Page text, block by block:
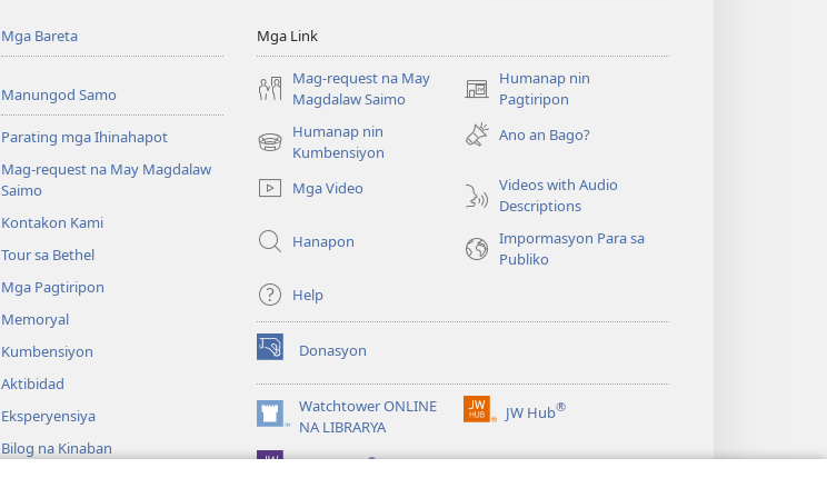
Mga Bareta
Manungod Samo
Parating mga Ihinahapot
Mag-request na May Magdalaw
Saimo
Kontakon Kami
Tour sa Bethel
Mga Pagtiripon
Memoryal
Kumbensiyon
Aktibidad
Eksperyensiya
Bilog na Kinaban
Mga Link
Mag-request na May
Magdalaw Saimo
Humanap nin
Pagtiripon
(opens
new
window)
Humanap nin
Kumbensiyon
(opens
window)
Ano an Bago?
Mga Video
Videos with Audio
Descriptions
Hanapon
Impormasyon Para sa
Publiko
Help
Donasyon
(opens
new
window)Watchtower ONLINE
NA LIBRARYA
(opens
new
JW Hub®
(opens
window)
®